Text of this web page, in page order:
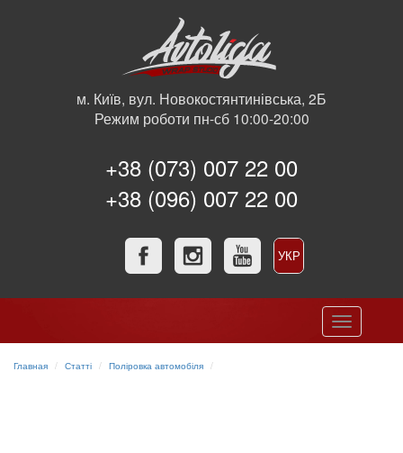
м. Київ, вул. Новокостянтинівська, 2Б
Режим роботи пн-сб 10:00-20:00
+38 (073) 007 22 00
+38 (096) 007 22 00
УКР
Toggle
navigation
Главная Статті Поліровка автомобіля